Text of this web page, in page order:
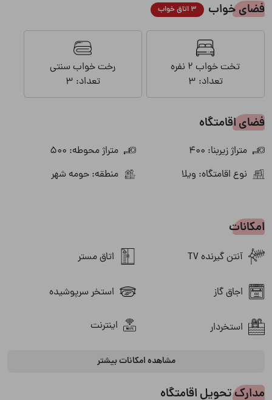
فضای خواب 3 اتاق خواب
تخت خواب 2 نفره
تعداد: 3
رخت خواب سنتی
تعداد: 3
فضای اقامتگاه
متراژ زیربنا: 400
متراژ محوطه: 500
نوع اقامتگاه: ویلا
منطقه: حومه شهر
امکانات
آنتن گیرنده TV اتاق مستر
اجاق گاز استخر سرپوشیده
استخردار اینترنت
پارکینگ
مشاهده امکانات بیشتر
مدارک تحویل اقامتگاه